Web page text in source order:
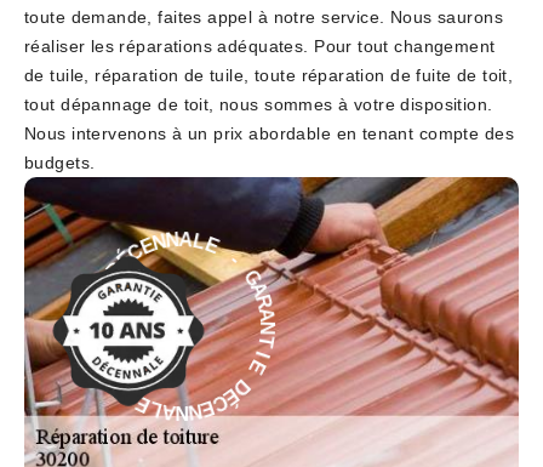
toute demande, faites appel à notre service. Nous saurons
réaliser les réparations adéquates. Pour tout changement
de tuile, réparation de tuile, toute réparation de fuite de toit,
tout dépannage de toit, nous sommes à votre disposition.
Nous intervenons à un prix abordable en tenant compte des
budgets.
G
A
R
A
N
T
I
E
D
É
C
E
N
NALE - GAR
A
N
T
I
E
D
É
C
E
N
N
A
L
E
-